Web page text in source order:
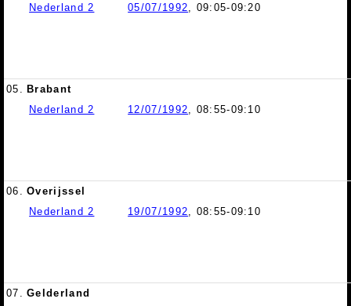
Nederland 2
05/07/1992 , 09:05-09:20
05.
Brabant
Nederland 2
12/07/1992 , 08:55-09:10
06.
Overijssel
Nederland 2
19/07/1992 , 08:55-09:10
07.
Gelderland